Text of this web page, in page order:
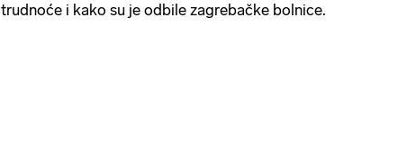
trudnoće i kako su je odbile zagrebačke bolnice.